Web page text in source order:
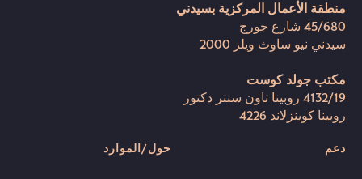
منطقة الأعمال المركزية بسيدني
45/680 شارع جورج
سيدني نيو ساوث ويلز 2000
مكتب جولد كوست
4132/19 روبينا تاون سنتر دكتور
روبينا كوينزلاند 4226
دعم حول/الموارد